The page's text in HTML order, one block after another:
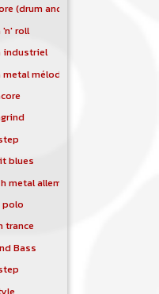
(drum and bass)
'n' roll
industriel
mélodique
blues
metal allemand
polo
trance
Bass